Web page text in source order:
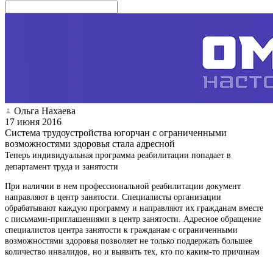
Ольга Нахаева
17 июня 2016
Система трудоустройства югорчан с ограниченными
возможностями здоровья стала адресной
Теперь индивидуальная программа реабилитации попадает в
департамент труда и занятости
При наличии в нем профессиональной реабилитации документ
направляют в центр занятости. Специалисты организации
обрабатывают каждую программу и направляют их гражданам вместе
с письмами-приглашениями в центр занятости. Адресное обращение
специалистов центра занятости к гражданам с ограниченными
возможностями здоровья позволяет не только поддержать большее
количество инвалидов, но и выявить тех, кто по каким-то причинам